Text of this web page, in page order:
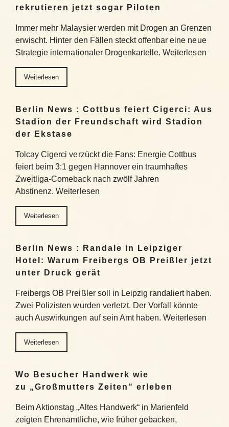
rekrutieren jetzt sogar Piloten
Immer mehr Malaysier werden mit Drogen an Grenzen
erwischt. Hinter den Fällen steckt offenbar eine neue
Strategie internationaler Drogenkartelle. Weiterlesen
Weiterlesen
Berlin News : Cottbus feiert Cigerci: Aus
Stadion der Freundschaft wird Stadion
der Ekstase
Tolcay Cigerci verzückt die Fans: Energie Cottbus
feiert beim 3:1 gegen Hannover ein traumhaftes
Zweitliga-Comeback nach zwölf Jahren
Abstinenz. Weiterlesen
Weiterlesen
Berlin News : Randale in Leipziger
Hotel: Warum Freibergs OB Preißler jetzt
unter Druck gerät
Freibergs OB Preißler soll in Leipzig randaliert haben.
Zwei Polizisten wurden verletzt. Der Vorfall könnte
auch Auswirkungen auf sein Amt haben. Weiterlesen
Weiterlesen
Wo Besucher Handwerk wie
zu „Großmutters Zeiten“ erleben
Beim Aktionstag „Altes Handwerk“ in Marienfeld
zeigten Ehrenamtliche, wie früher gebacken,